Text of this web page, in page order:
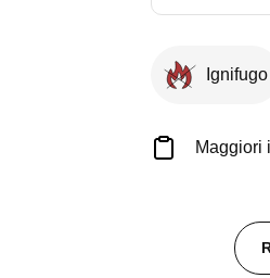
nero
quantità
Ignifugo
Maggiori